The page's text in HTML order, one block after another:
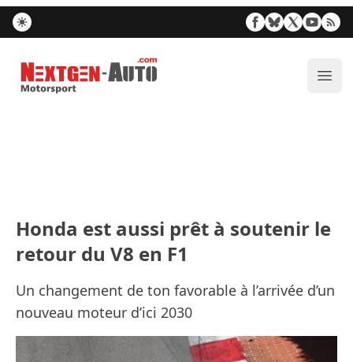
Nextgen-Auto.com
Honda est aussi prêt à soutenir le
retour du V8 en F1
Un changement de ton favorable à l’arrivée d’un
nouveau moteur d’ici 2030